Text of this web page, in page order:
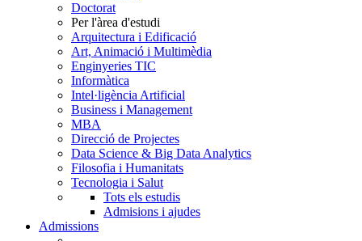
Doctorat
Per l'àrea d'estudi
Arquitectura i Edificació
Art, Animació i Multimèdia
Enginyeries TIC
Informàtica
Intel·ligència Artificial
Business i Management
MBA
Direcció de Projectes
Data Science & Big Data Analytics
Filosofia i Humanitats
Tecnologia i Salut
Tots els estudis
Admisions i ajudes
Admissions